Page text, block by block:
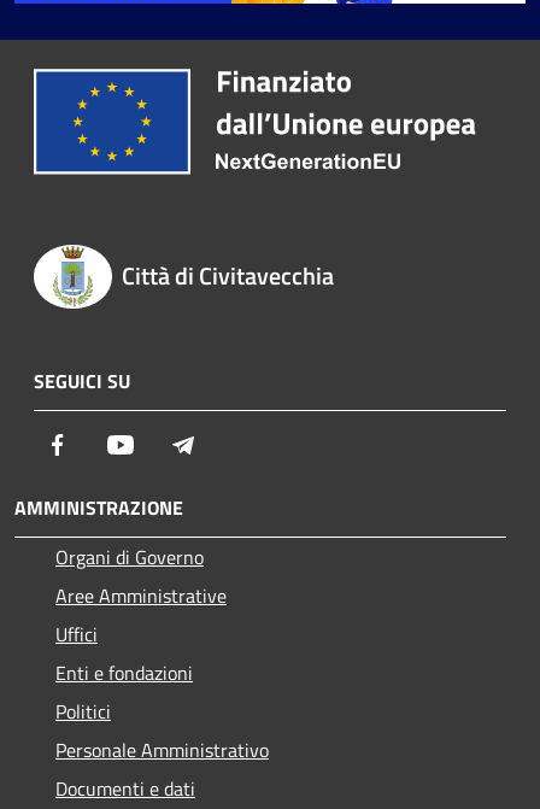
Città di Civitavecchia
SEGUICI SU
Facebook Youtube
AMMINISTRAZIONE
Organi di Governo
Aree Amministrative
Uffici
Enti e fondazioni
Politici
Personale Amministrativo
Documenti e dati